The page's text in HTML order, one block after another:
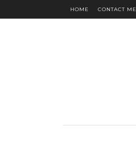
HOME CONTACT ME